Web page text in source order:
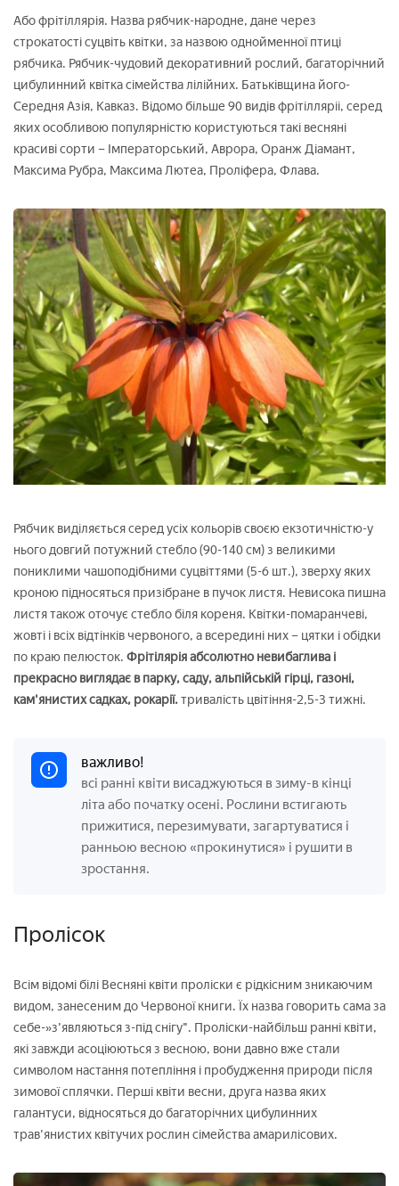
Або фрітіллярія. Назва рябчик-народне, дане через
строкатості суцвіть квітки, за назвою однойменної птиці
рябчика. Рябчик-чудовий декоративний рослий, багаторічний
цибулинний квітка сімейства лілійних. Батьківщина його-
Середня Азія, Кавказ. Відомо більше 90 видів фрітілляріі, серед
яких особливою популярністю користуються такі весняні
красиві сорти – Імператорський, Аврора, Оранж Діамант,
Максима Рубра, Максима Лютеа, Проліфера, Флава.
Рябчик виділяється серед усіх кольорів своєю екзотичністю-у
нього довгий потужний стебло (90-140 см) з великими
пониклими чашоподібними суцвіттями (5-6 шт.), зверху яких
кроною підносяться призібране в пучок листя. Невисока пишна
листя також оточує стебло біля кореня. Квітки-помаранчеві,
жовті і всіх відтінків червоного, а всередині них – цятки і обідки
по краю пелюсток. Фрітілярія абсолютно невибаглива і
прекрасно виглядає в парку, саду, альпійській гірці, газоні,
кам'янистих садках, рокарії.тривалість цвітіння-2,5-3 тижні.
важливо!
всі ранні квіти висаджуються в зиму-в кінці
літа або початку осені. Рослини встигають
прижитися, перезимувати, загартуватися і
ранньою весною «прокинутися» і рушити в
зростання.
Пролісок
Всім відомі білі Весняні квіти проліски є рідкісним зникаючим
видом, занесеним до Червоної книги. Їх назва говорить сама за
себе-»з'являються з-під снігу". Проліски-найбільш ранні квіти,
які завжди асоціюються з весною, вони давно вже стали
символом настання потепління і пробудження природи після
зимової сплячки. Перші квіти весни, друга назва яких
галантуси, відносяться до багаторічних цибулинних
трав'янистих квітучих рослин сімейства амарилісових.